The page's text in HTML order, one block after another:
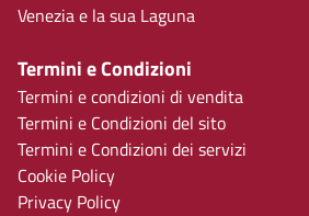
Venezia e la sua Laguna
Termini e Condizioni
Termini e condizioni di vendita
Termini e Condizioni del sito
Termini e Condizioni dei servizi
Cookie Policy
Privacy Policy